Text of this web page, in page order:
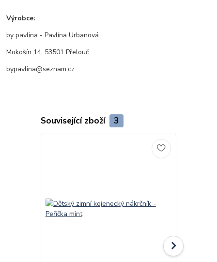
Výrobce:
by pavlina - Pavlína Urbanová
Mokošín 14, 53501 Přelouč
bypavlina@seznam.cz
Související zboží 3